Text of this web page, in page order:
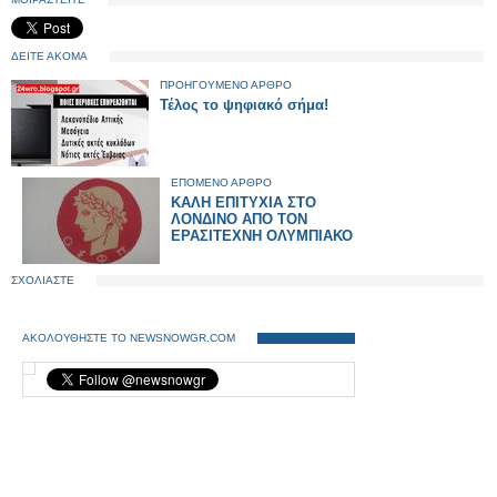
ΔΕΙΤΕ ΑΚΟΜΑ
ΠΡΟΗΓΟΥΜΕΝΟ ΑΡΘΡΟ
Τέλος το ψηφιακό σήμα!
ΕΠΟΜΕΝΟ ΑΡΘΡΟ
ΚΑΛΗ ΕΠΙΤΥΧΙΑ ΣΤΟ
ΛΟΝΔΙΝΟ ΑΠΟ ΤΟΝ
ΕΡΑΣΙΤΕΧΝΗ ΟΛΥΜΠΙΑΚΟ
ΣΧΟΛΙΑΣΤΕ
ΑΚΟΛΟΥΘΗΣΤΕ ΤΟ NEWSNOWGR.COM